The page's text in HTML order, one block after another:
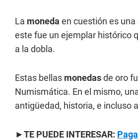
La moneda en cuestión es
este fue un ejemplar histórico
a la dobla.
Estas bellas monedasde oro
Numismática. En el mismo,
antigüedad, historia, e incluso
►TE PUEDE INTERESAR: